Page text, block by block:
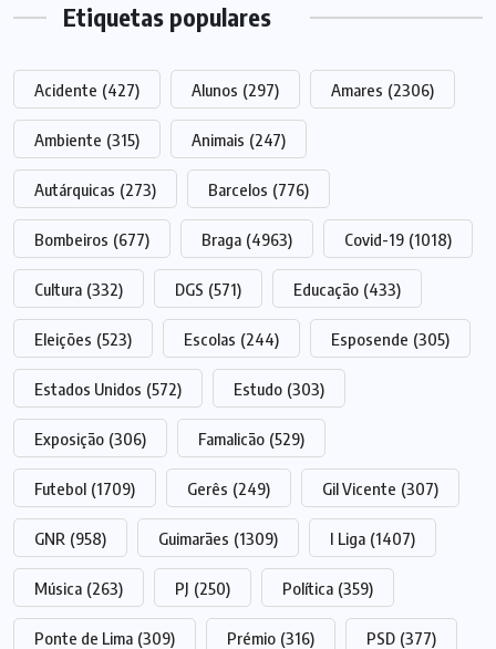
Etiquetas populares
Acidente (427) Alunos (297) Amares (2306)
Ambiente (315) Animais (247)
Autárquicas (273) Barcelos (776)
Bombeiros (677) Braga (4963) Covid-19 (1018)
Cultura (332) DGS (571) Educação (433)
Eleições (523) Escolas (244) Esposende (305)
Estados Unidos (572) Estudo (303)
Exposição (306) Famalicão (529)
Futebol (1709) Gerês (249) Gil Vicente (307)
GNR (958) Guimarães (1309) I Liga (1407)
Música (263) PJ (250) Política (359)
Ponte de Lima (309) Prémio (316) PSD (377)